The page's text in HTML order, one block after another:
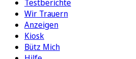
Testberichte
Wir Trauern
Anzeigen
Kiosk
Bütz Mich